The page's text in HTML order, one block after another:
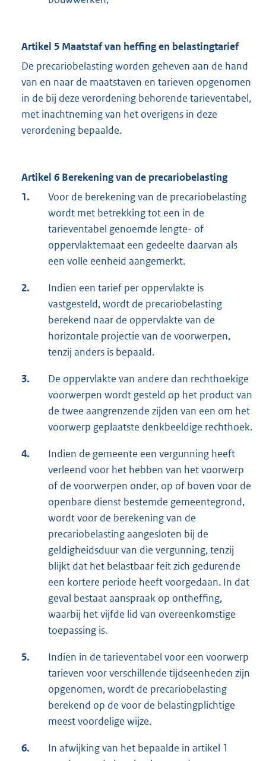
Artikel 5 Maatstaf van heffing en belastingtarief
De precariobelasting worden geheven aan de hand
van en naar de maatstaven en tarieven opgenomen
in de bij deze verordening behorende tarieventabel,
met inachtneming van het overigens in deze
verordening bepaalde.
Artikel 6 Berekening van de precariobelasting
1.
Voor de berekening van de precariobelasting
wordt met betrekking tot een in de
tarieventabel genoemde lengte- of
oppervlaktemaat een gedeelte daarvan als
een volle eenheid aangemerkt.
2.
Indien een tarief per oppervlakte is
vastgesteld, wordt de precariobelasting
berekend naar de oppervlakte van de
horizontale projectie van de voorwerpen,
tenzij anders is bepaald.
3.
De oppervlakte van andere dan rechthoekige
voorwerpen wordt gesteld op het product van
de twee aangrenzende zijden van een om het
voorwerp geplaatste denkbeeldige rechthoek.
4.
Indien de gemeente een vergunning heeft
verleend voor het hebben van het voorwerp
of de voorwerpen onder, op of boven voor de
openbare dienst bestemde gemeentegrond,
wordt voor de berekening van de
precariobelasting aangesloten bij de
geldigheidsduur van die vergunning, tenzij
blijkt dat het belastbaar feit zich gedurende
een kortere periode heeft voorgedaan. In dat
geval bestaat aanspraak op ontheffing,
waarbij het vijfde lid van overeenkomstige
toepassing is.
5.
Indien in de tarieventabel voor een voorwerp
tarieven voor verschillende tijdseenheden zijn
opgenomen, wordt de precariobelasting
berekend op de voor de belastingplichtige
meest voordelige wijze.
6.
In afwijking van het bepaalde in artikel 1